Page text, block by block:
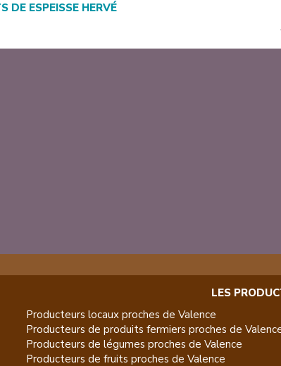
DE ESPEISSE HERVÉ
LES
Producteurs locaux proches de Valence
Producteurs de produits fermiers proches de
Producteurs de légumes proches de Valence
Producteurs de fruits proches de Valence